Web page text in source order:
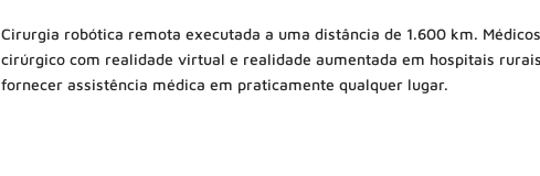
Cirurgia robótica remota executada a uma distância de 1.600 km.
cirúrgico com realidade virtual e realidade aumentada em hospitais
fornecer assistência médica em praticamente qualquer lugar.